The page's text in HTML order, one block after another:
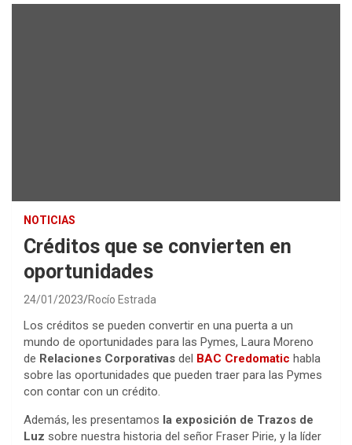
NOTICIAS
Créditos que se convierten en
oportunidades
24/01/2023 Rocío Estrada
Los créditos se pueden convertir en una puerta a un
mundo de oportunidades para las Pymes, Laura Moreno
de Relaciones Corporativas del BAC Credomatic habla
sobre las oportunidades que pueden traer para las Pymes
con contar con un crédito.
Además, les presentamos la exposición de Trazos de
Luz sobre nuestra historia del señor Fraser Pirie, y la líder